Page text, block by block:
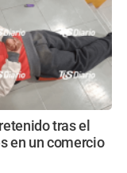
tras el
en un comercio